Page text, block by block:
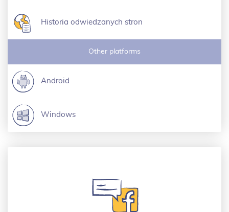
Historia odwiedzanych stron
Other platforms
Android
Windows